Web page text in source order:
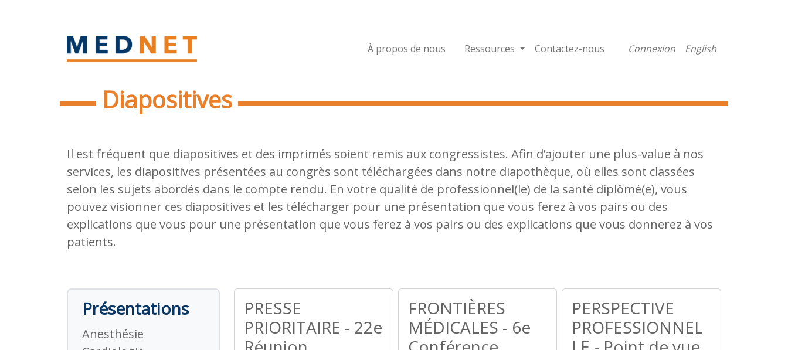
À propos de nous Ressources Contactez-nous Connexion English
Diapositives
Il est fréquent que diapositives et des imprimés soient remis aux congressistes. Afin d’ajouter une plus-value à nos
services, les diapositives présentées au congrès sont téléchargées dans notre diapothèque, où elles sont classées
selon les sujets abordés dans le compte rendu. En votre qualité de professionnel(le) de la santé diplômé(e), vous
pouvez visionner ces diapositives et les télécharger pour une présentation que vous ferez à vos pairs ou des
explications que vous pour une présentation que vous ferez à vos pairs ou des explications que vous donnerez à vos
patients.
Présentations
Anesthésie
PRESSE
PRIORITAIRE - 22e
FRONTIÈRES
MÉDICALES - 6e
PERSPECTIVE
PROFESSIONNEL